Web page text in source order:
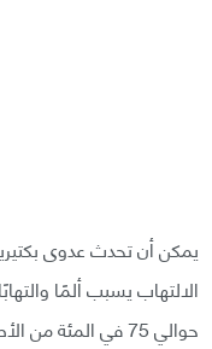
يمكن أن تحدث عدوى
الالتهاب يسبب ألمًا
حوالي 75 في